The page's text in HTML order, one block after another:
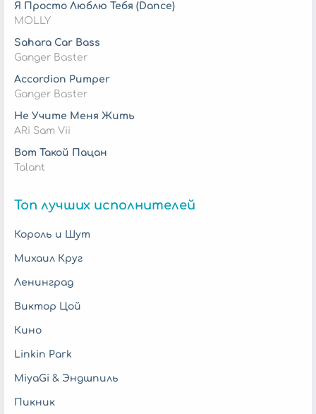
Я Просто Люблю Тебя (Dance)
MOLLY
Sahara Car Bass
Ganger Baster
Accordion Pumper
Ganger Baster
Не Учите Меня Жить
ARi Sam Vii
Вот Такой Пацан
Talant
Топ лучших исполнителей
Король и Шут
Михаил Круг
Ленинград
Виктор Цой
Кино
Linkin Park
MiyaGi & Эндшпиль
Пикник